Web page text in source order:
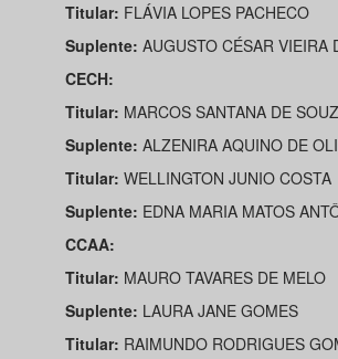
Titular: FLÁVIA LOPES PACHECO
Suplente: AUGUSTO CÉSAR VIEIRA
CECH:
Titular: MARCOS SANTANA DE
Suplente: ALZENIRA AQUINO DE
Titular: WELLINGTON JUNIO COSTA
Suplente: EDNA MARIA MATOS
CCAA:
Titular: MAURO TAVARES DE MELO
Suplente: LAURA JANE GOMES
Titular: RAIMUNDO RODRIGUES